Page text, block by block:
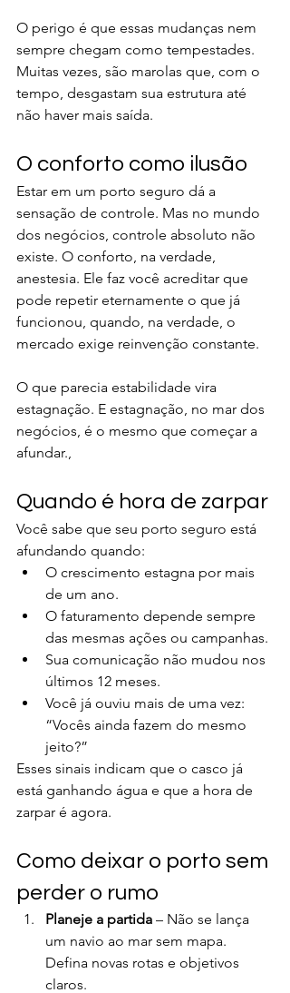
O perigo é que essas mudanças nem
sempre chegam como tempestades.
Muitas vezes, são marolas que, com o
tempo, desgastam sua estrutura até
não haver mais saída.
O conforto como ilusão
Estar em um porto seguro dá a
sensação de controle. Mas no mundo
dos negócios, controle absoluto não
existe. O conforto, na verdade,
anestesia. Ele faz você acreditar que
pode repetir eternamente o que já
funcionou, quando, na verdade, o
mercado exige reinvenção constante.
O que parecia estabilidade vira
estagnação. E estagnação, no mar dos
negócios, é o mesmo que começar a
afundar.,
Quando é hora de zarpar
Você sabe que seu porto seguro está
afundando quando:
O crescimento estagna por mais
de um ano.
O faturamento depende sempre
das mesmas ações ou campanhas.
Sua comunicação não mudou nos
últimos 12 meses.
Você já ouviu mais de uma vez:
“Vocês ainda fazem do mesmo
jeito?”
Esses sinais indicam que o casco já
está ganhando água e que a hora de
zarpar é agora.
Como deixar o porto sem
perder o rumo
Planeje a partida – Não se lança
um navio ao mar sem mapa.
Defina novas rotas e objetivos
claros.